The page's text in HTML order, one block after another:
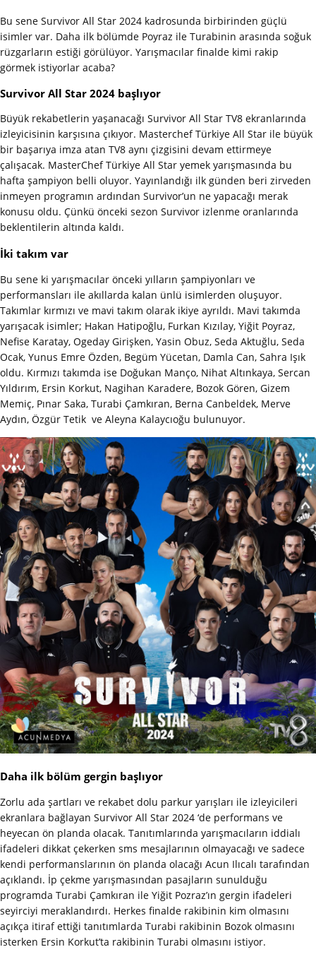
Bu sene Survivor All Star 2024 kadrosunda birbirinden güçlü
isimler var. Daha ilk bölümde Poyraz ile Turabinin arasında soğuk
rüzgarların estiği görülüyor. Yarışmacılar finalde kimi rakip
görmek istiyorlar acaba?
Survivor All Star 2024 başlıyor
Büyük rekabetlerin yaşanacağı Survivor All Star TV8 ekranlarında
izleyicisinin karşısına çıkıyor. Masterchef Türkiye All Star ile büyük
bir başarıya imza atan TV8 aynı çizgisini devam ettirmeye
çalışacak. MasterChef Türkiye All Star yemek yarışmasında bu
hafta şampiyon belli oluyor. Yayınlandığı ilk günden beri zirveden
inmeyen programın ardından Survivor’un ne yapacağı merak
konusu oldu. Çünkü önceki sezon Survivor izlenme oranlarında
beklentilerin altında kaldı.
İki takım var
Bu sene ki yarışmacılar önceki yılların şampiyonları ve
performansları ile akıllarda kalan ünlü isimlerden oluşuyor.
Takımlar kırmızı ve mavi takım olarak ikiye ayrıldı. Mavi takımda
yarışacak isimler; Hakan Hatipoğlu, Furkan Kızılay, Yiğit Poyraz,
Nefise Karatay, Ogeday Girişken, Yasin Obuz, Seda Aktuğlu, Seda
Ocak, Yunus Emre Özden, Begüm Yücetan, Damla Can, Sahra Işık
oldu. Kırmızı takımda ise Doğukan Manço, Nihat Altınkaya, Sercan
Yıldırım, Ersin Korkut, Nagihan Karadere, Bozok Gören, Gizem
Memiç, Pınar Saka, Turabi Çamkıran, Berna Canbeldek, Merve
Aydın, Özgür Tetik ve Aleyna Kalaycıoğu bulunuyor.
Daha ilk bölüm gergin başlıyor
Zorlu ada şartları ve rekabet dolu parkur yarışları ile izleyicileri
ekranlara bağlayan Survivor All Star 2024 ‘de performans ve
heyecan ön planda olacak. Tanıtımlarında yarışmacıların iddialı
ifadeleri dikkat çekerken sms mesajlarının olmayacağı ve sadece
kendi performanslarının ön planda olacağı Acun Ilıcalı tarafından
açıklandı. İp çekme yarışmasından pasajların sunulduğu
programda Turabi Çamkıran ile Yiğit Pozraz’ın gergin ifadeleri
seyirciyi meraklandırdı. Herkes finalde rakibinin kim olmasını
açıkça itiraf ettiği tanıtımlarda Turabi rakibinin Bozok olmasını
isterken Ersin Korkut’ta rakibinin Turabi olmasını istiyor.